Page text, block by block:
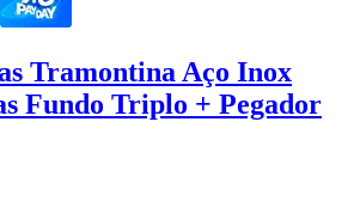
Tramontina Aço Inox
Fundo Triplo + Pegador